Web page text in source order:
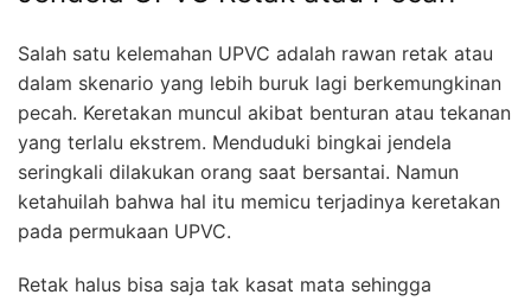
Salah satu kelemahan UPVC adalah rawan retak atau
dalam skenario yang lebih buruk lagi berkemungkinan
pecah. Keretakan muncul akibat benturan atau tekanan
yang terlalu ekstrem. Menduduki bingkai jendela
seringkali dilakukan orang saat bersantai. Namun
ketahuilah bahwa hal itu memicu terjadinya keretakan
pada permukaan UPVC.
Retak halus bisa saja tak kasat mata sehingga